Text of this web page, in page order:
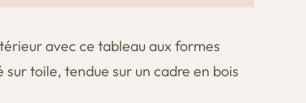
avec ce tableau aux formes
toile, tendue sur un cadre en bois